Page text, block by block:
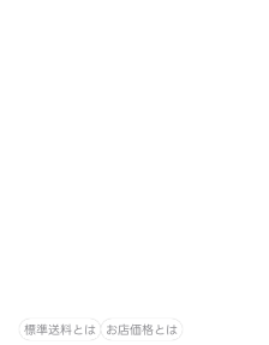
標準送料とは お店価格とは